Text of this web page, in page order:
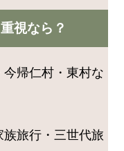
視なら？
今帰仁村・東村な
族旅行・三世代旅